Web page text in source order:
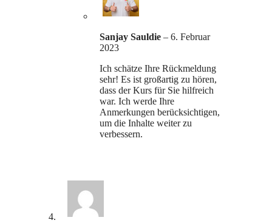
Sanjay Sauldie – 6. Februar
2023
Ich schätze Ihre Rückmeldung
sehr! Es ist großartig zu hören,
dass der Kurs für Sie hilfreich
war. Ich werde Ihre
Anmerkungen berücksichtigen,
um die Inhalte weiter zu
verbessern.